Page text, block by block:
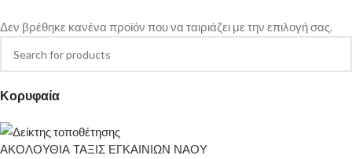
Κορυφαία
ΑΚΟΛΟΥΘΙΑ ΤΑΞΙΣ ΕΓΚΑΙΝΙΩΝ ΝΑΟΥ
Δεν βρέθηκε κανένα προϊόν που να ταιριάζει με την επιλογή σας.